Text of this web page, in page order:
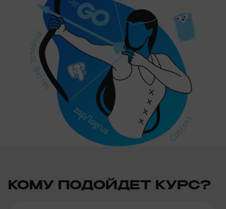
КОМУ ПОДОЙДЕТ КУРС?